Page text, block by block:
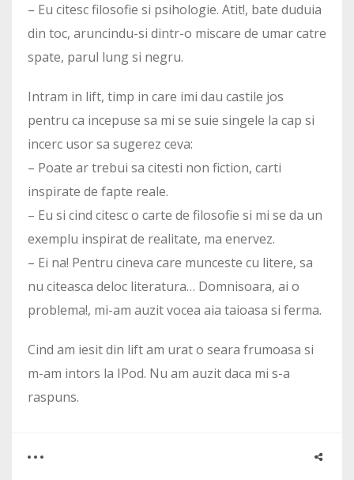
– Eu citesc filosofie si psihologie. Atit!, bate duduia
din toc, aruncindu-si dintr-o miscare de umar catre
spate, parul lung si negru.
Intram in lift, timp in care imi dau castile jos
pentru ca incepuse sa mi se suie singele la cap si
incerc usor sa sugerez ceva:
– Poate ar trebui sa citesti non fiction, carti
inspirate de fapte reale.
– Eu si cind citesc o carte de filosofie si mi se da un
exemplu inspirat de realitate, ma enervez.
– Ei na! Pentru cineva care munceste cu litere, sa
nu citeasca deloc literatura… Domnisoara, ai o
problema!, mi-am auzit vocea aia taioasa si ferma.
Cind am iesit din lift am urat o seara frumoasa si
m-am intors la IPod. Nu am auzit daca mi s-a
raspuns.